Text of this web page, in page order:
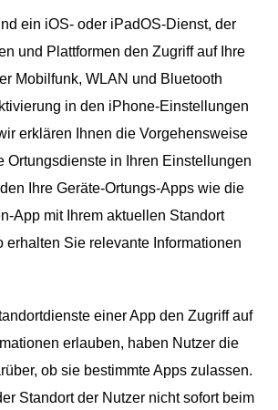
ein iOS- oder iPadOS-Dienst, der
und Plattformen den Zugriff auf Ihre
Mobilfunk, WLAN und Bluetooth
in den iPhone-Einstellungen
erklären Ihnen die Vorgehensweise
Ortungsdienste in Ihren Einstellungen
Ihre Geräte-Ortungs-Apps wie die
App mit Ihrem aktuellen Standort
erhalten Sie relevante Informationen
einer App den Zugriff auf
erlauben, haben Nutzer die
ob sie bestimmte Apps zulassen.
Standort der Nutzer nicht sofort beim